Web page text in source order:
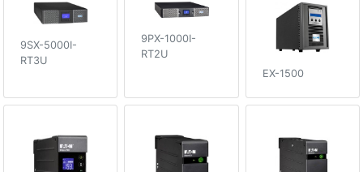
9SX-5000I-
RT3U
9PX-1000I-
RT2U
EX-1500